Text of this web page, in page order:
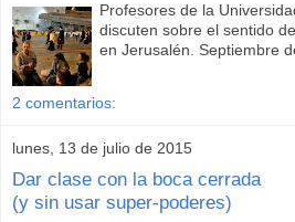
Profesores de la
discuten sobre el sentido
en Jerusalén. Septiembre
2 comentarios:
lunes, 13 de julio de 2015
Dar clase con la boca cerrada
(y sin usar super-poderes)